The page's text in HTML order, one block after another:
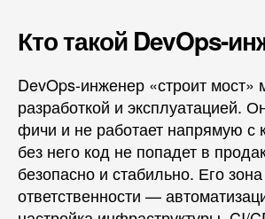
Кто такой DevOps-
DevOps-инженер «строит мост»
разработкой и эксплуатацией.
фичи и не работает напрямую с
без него код не попадет в
безопасно и стабильно. Его зона
ответственности —